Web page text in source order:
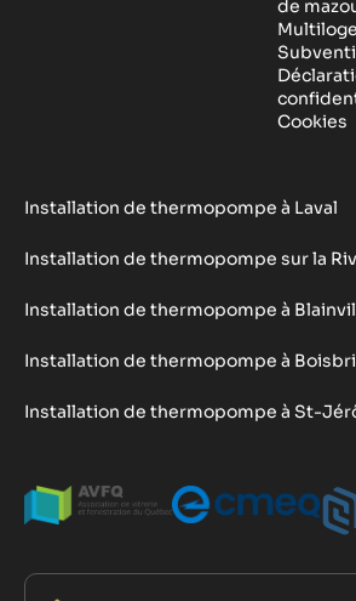
de
Cookies
Installation de thermopompe à Laval
Installation de thermopompe sur la
Installation de thermopompe à
Installation de thermopompe à
Installation de thermopompe à St-